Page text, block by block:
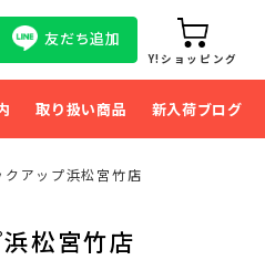
友だち追加
Y!ショッピング
取り扱い商品 新入荷ブログ
クアップ浜松宮竹店
松宮竹店